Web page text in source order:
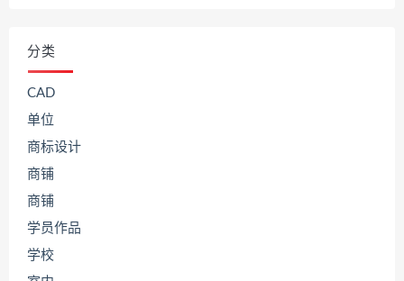
分类
CAD
单位
商标设计
商铺
商铺
学员作品
学校